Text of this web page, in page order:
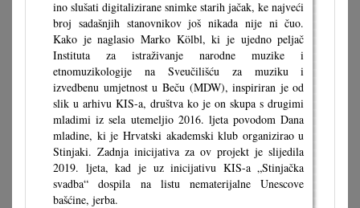
ino slušati digitalizirane snimke starih jačak, ke najveći
broj sadašnjih stanovnikov još nikada nije ni čuo.
Kako je naglasio Marko Kölbl, ki je ujedno peljač
Instituta za istraživanje narodne muzike i
etnomuzikologije na Sveučilišću za muziku i
izvedbenu umjetnost u Beču (MDW), inspiriran je od
slik u arhivu KIS-a, društva ko je on skupa s drugimi
mladimi iz sela utemeljio 2016. ljeta povodom Dana
mladine, ki je Hrvatski akademski klub organizirao u
Stinjaki. Zadnja inicijativa za ov projekt je slijedila
2019. ljeta, kad je uz inicijativu KIS-a „Stinjačka
svadba“ dospila na listu nematerijalne Unescove
bašćine, jerba.